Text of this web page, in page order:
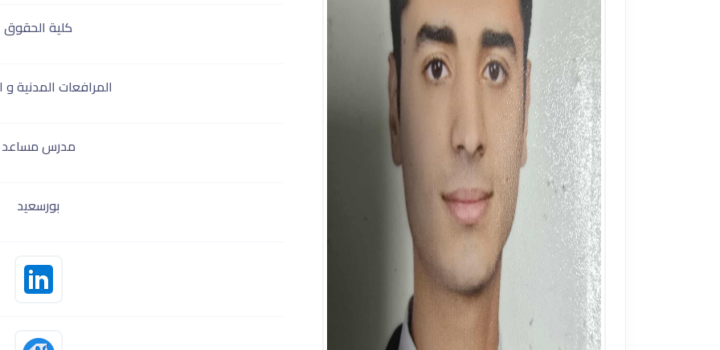
كلية الحقوق
المرافعات المدنية و
مدرس مساعد
بورسعيد